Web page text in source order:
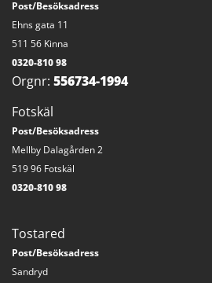
Post/Besöksadress
Ehns gata 11
511 56 Kinna
0320-810 98
Orgnr: 556734-1994
Fotskäl
Post/Besöksadress
Mellby Dalagården 2
519 96 Fotskäl
0320-810 98
Tostared
Post/Besöksadress
Sandryd